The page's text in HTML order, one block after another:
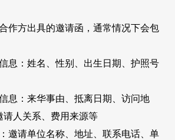
作方出具的邀请函，通常情况下会包
息：姓名、性别、出生日期、护照号
息：来华事由、抵离日期、访问地
请人关系、费用来源等
邀请单位名称、地址、联系电话、单